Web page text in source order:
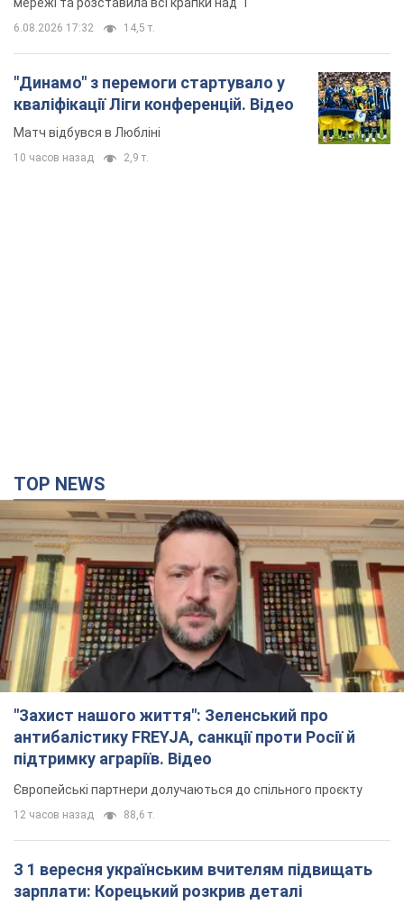
Дружина тяжкохворого Джо Байдена назвала
перший симптом, який сигналізував про його
"агресивний" рак
Спершу лікарі не надали цьому належної уваги
6.08.2026 12:46 17,8 т.
TOP NEWS